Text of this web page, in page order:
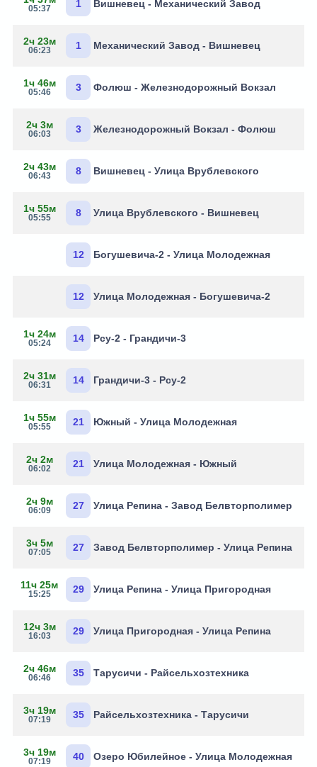
05:37 1 Вишневец - Механический Завод
2ч 23м
06:23 1 Механический Завод - Вишневец
1ч 46м
05:46 3 Фолюш - Железнодорожный Вокзал
2ч 3м
06:03 3 Железнодорожный Вокзал - Фолюш
2ч 43м
06:43 8 Вишневец - Улица Врублевского
1ч 55м
05:55 8 Улица Врублевского - Вишневец
12 Богушевича-2 - Улица Молодежная
12 Улица Молодежная - Богушевича-2
1ч 24м
05:24 14 Рсу-2 - Грандичи-3
2ч 31м
06:31 14 Грандичи-3 - Рсу-2
1ч 55м
05:55 21 Южный - Улица Молодежная
2ч 2м
06:02 21 Улица Молодежная - Южный
2ч 9м
06:09 27 Улица Репина - Завод Белвторполимер
3ч 5м
07:05 27 Завод Белвторполимер - Улица Репина
11ч 25м
15:25 29 Улица Репина - Улица Пригородная
12ч 3м
16:03 29 Улица Пригородная - Улица Репина
2ч 46м
06:46 35 Тарусичи - Райсельхозтехника
3ч 19м
07:19 35 Райсельхозтехника - Тарусичи
3ч 19м
07:19 40 Озеро Юбилейное - Улица Молодежная